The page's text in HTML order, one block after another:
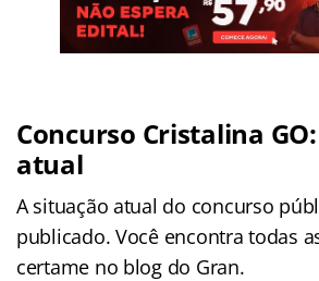
Concurso Cristalina
atual
A situação atual do concurso
publicado. Você encontra todas
certame no blog do Gran.